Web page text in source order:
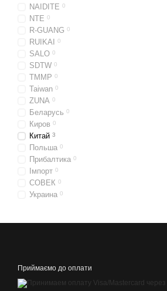
NAIDITE 0
NTE 0
R-GUANG 0
RUIKAI 0
SALO 0
SDTW 0
TMMP 0
Taiwan 0
ZUNA 0
Беларусь 0
Киров 0
Китай 3
Польша 0
Прибалтика 0
Імпорт 0
СОВЕК 0
Украина 0
Приймаємо до оплати